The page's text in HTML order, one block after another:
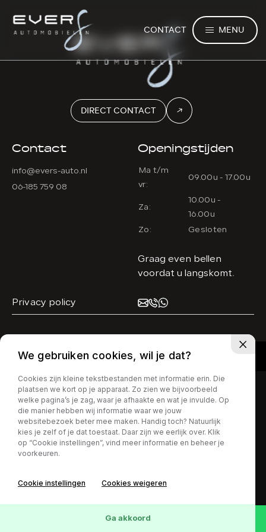
CONTACT MENU
DIRECT CONTACT
Contact
info@evers-auto.nl
06-185 759 08
Openingstijden
Ma t/m
vr:
09.00u - 17.00u
Za:
10.00u -
16.00u
Zo:
Gesloten
Graag even bellen
voordat u langskomt.
Privacy policy
We gebruiken cookies, wil je dat?
Cookies zijn kleine tekstbestanden met informatie erin. Die
plaatsen we kort op je apparaat. Zo zien we bijvoorbeeld
welke pagina’s je zag, waar je afhaakte en wat je invulde. Op
die manier hebben wij informatie waar we jouw
websitebezoek beter mee maken. Handig toch? Natuurlijk
kies je zelf of je dat toestaat. Daar zijn we eerlijk over. Klik
op “Cookie instellingen”, vind meer informatie en beheer je
voorkeuren.
Cookie instellingen Cookies weigeren
Ga akkoord